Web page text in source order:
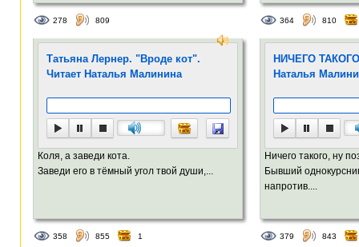
278 809 364 810
Татьяна Лернер. "Вроде кот".
Читает Наталья Малинина
Коля, а заведи кота.
Заведи его в тёмный угол твой души,...
358 855 1
НИЧЕГО ТАКОГО
Наталья
Ничего такого, ну
Бывший
напротив....
379 843